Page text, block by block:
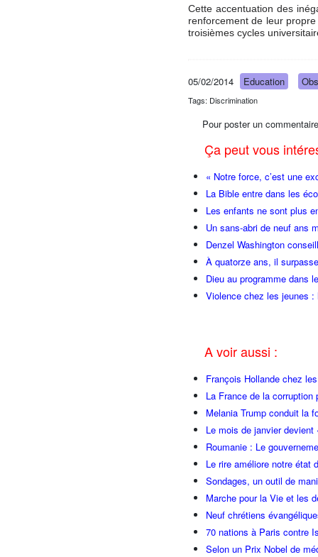
Cette accentuation des
renforcement de leur
troisièmes cycles
05/02/2014 Education
Tags: Discrimination
Pour poster un
Ça peut vous
« Notre force, c’est une
La Bible entre dans les
Les enfants ne sont plus
Un sans-abri de neuf ans
Denzel Washington
À quatorze ans, il
Dieu au programme dans
Violence chez les jeunes
A voir aussi :
François Hollande chez
La France de la
Melania Trump conduit la
Le mois de janvier
Roumanie : Le
Le rire améliore notre état
Sondages, un outil de
Marche pour la Vie et les
Neuf chrétiens
70 nations à Paris contre
Selon un Prix Nobel de